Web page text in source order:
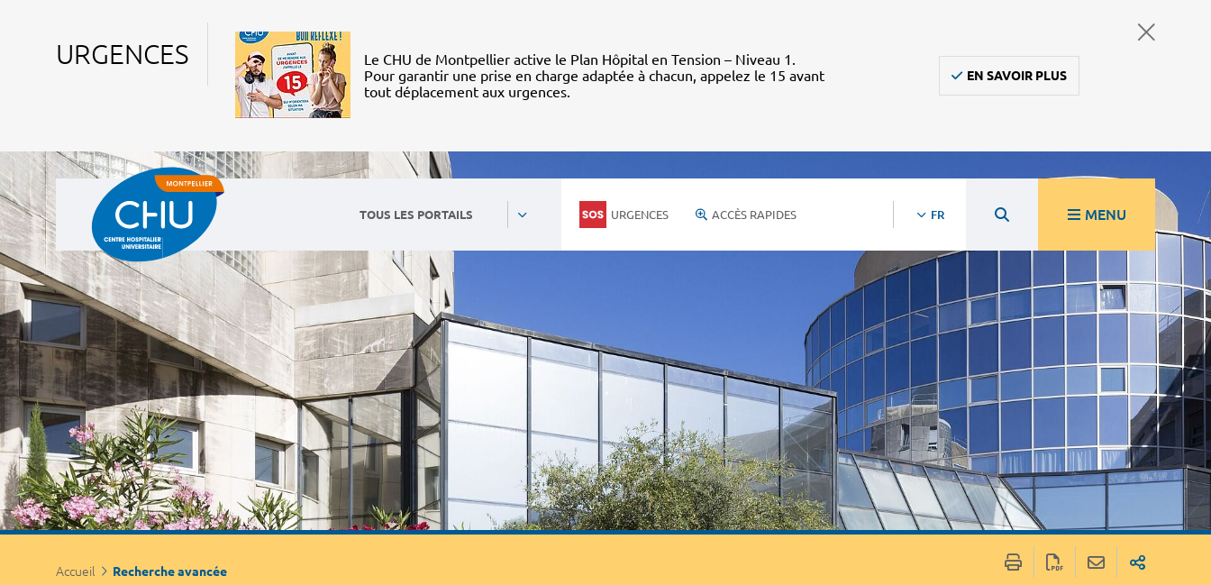
URGENCES
Le CHU de Montpellier active le Plan Hôpital en Tension – Niveau 1.
Pour garantir une prise en charge adaptée à chacun, appelez le 15 avant
tout déplacement aux urgences.
EN SAVOIR PLUS
TOUS LES PORTAILS URGENCES ACCÈS RAPIDES FR MENU
Accueil Recherche avancée